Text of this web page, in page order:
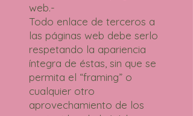
web.-
Todo enlace de terceros a
las páginas web debe serlo
respetando la apariencia
íntegra de éstas, sin que se
permita el “framing” o
cualquier otro
aprovechamiento de los